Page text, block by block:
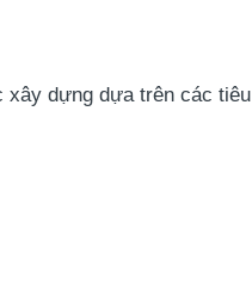
xây dựng dựa trên các tiêu